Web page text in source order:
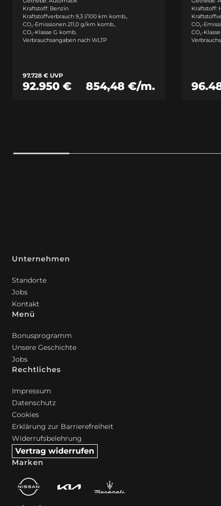
Kraftstoff: Benzin
Kraftstoffverbrauch 9,3 l/100 km komb.,
CO₂-Emissionen 211,0 g/km komb.,
CO₂-Klasse G komb.
Verbrauchsangaben nach WLTP
97.728 € UVP
92.950 € 854,48 €/m.
Kraftstoff:
CO₂-
CO₂-
Unternehmen
Standorte
Jobs
Kontakt
Menü
Bonusprogramm
Unsere Geschichte
Jobs
Rechtliches
Impressum
Datenschutz
Cookies
Erklärung zur Barrierefreiheit
Widerrufsbelehrung
Vertrag widerrufen
Marken